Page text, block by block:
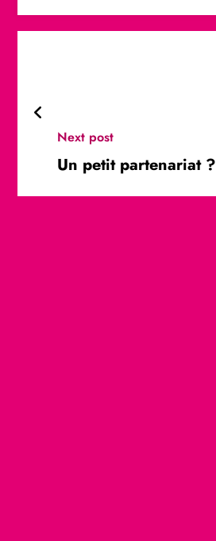
Next post
Un petit partenariat ?